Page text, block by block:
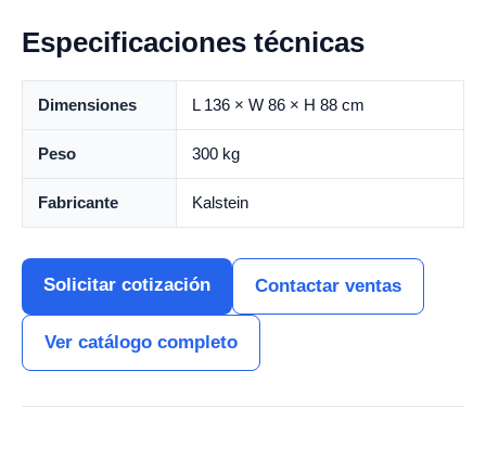
Especificaciones técnicas
Dimensiones L 136 × W 86 × H 88 cm
Peso 300 kg
Fabricante Kalstein
Solicitar cotización Contactar ventas
Ver catálogo completo